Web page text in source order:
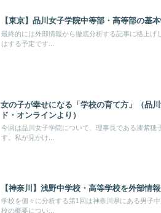
【東京】品川女子学院中等部・高等部の基
最終的には外部情報から徹底分析する記事に格上
はする予定です...
女の子が幸せになる「学校の育て方」（品
ド・オンラインより）
今回は品川女子学院について、理事長である漆紫穂
す。私が見かけ...
【神奈川】浅野中学校・高等学校を外部情
学校を個々に分析する第1回は神奈川県にある男子
校の概要につい...